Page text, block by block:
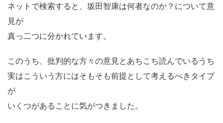
ネットで検索すると、坂田智康は何者なのか？について意
見が
真っ二つに分かれています。
このうち、批判的な方々の意見とあちこち読んでいるうち
実はこういう方にはそもそも前提として考えるべきタイプ
が
いくつがあることに気がつきました。